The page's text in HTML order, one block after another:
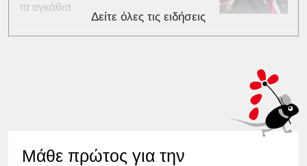
τα αγκάθια
Δείτε όλες τις ειδήσεις
Μάθε πρώτος για την